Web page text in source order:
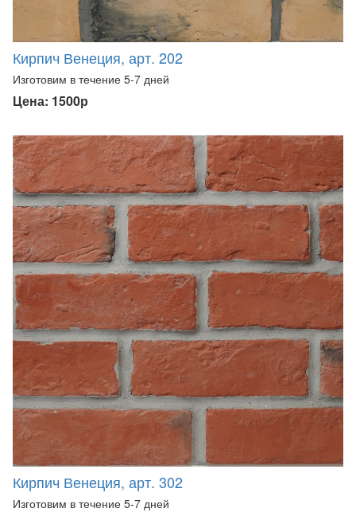
Кирпич Венеция, арт. 202
Изготовим в течение 5-7 дней
Цена: 1500р
Кирпич Венеция, арт. 302
Изготовим в течение 5-7 дней